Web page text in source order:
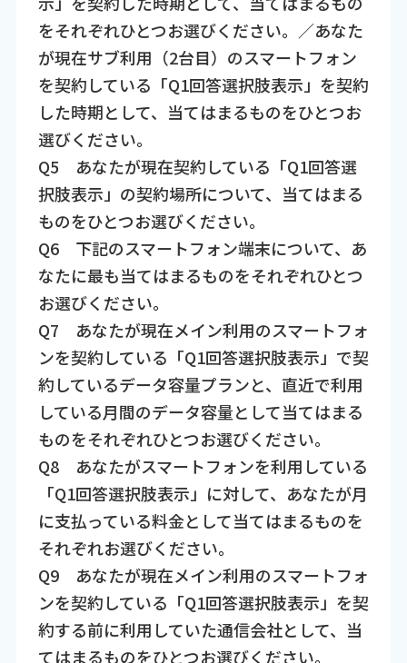
をそれぞれひとつお選びください。／あなた
が現在サブ利用（2台目）のスマートフォン
を契約している「Q1回答選択肢表示」を契約
した時期として、当てはまるものをひとつお
選びください。
Q5 あなたが現在契約している「Q1回答選
択肢表示」の契約場所について、当てはまる
ものをひとつお選びください。
Q6 下記のスマートフォン端末について、あ
なたに最も当てはまるものをそれぞれひとつ
お選びください。
Q7 あなたが現在メイン利用のスマートフォ
ンを契約している「Q1回答選択肢表示」で契
約しているデータ容量プランと、直近で利用
している月間のデータ容量として当てはまる
ものをそれぞれひとつお選びください。
Q8 あなたがスマートフォンを利用している
「Q1回答選択肢表示」に対して、あなたが月
に支払っている料金として当てはまるものを
それぞれお選びください。
Q9 あなたが現在メイン利用のスマートフォ
ンを契約している「Q1回答選択肢表示」を契
約する前に利用していた通信会社として、当
てはまるものをひとつお選びください。